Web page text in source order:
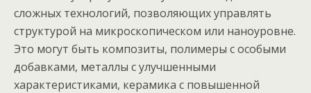
сложных технологий, позволяющих управлять
структурой на микроскопическом или наноуровне.
Это могут быть композиты, полимеры с особыми
добавками, металлы с улучшенными
характеристиками, керамика с повышенной